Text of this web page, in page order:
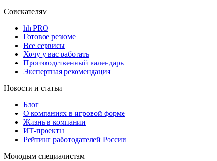
Соискателям
hh PRO
Готовое резюме
Все сервисы
Хочу у вас работать
Производственный календарь
Экспертная рекомендация
Новости и статьи
Блог
О компаниях в игровой форме
Жизнь в компании
ИТ-проекты
Рейтинг работодателей России
Молодым специалистам